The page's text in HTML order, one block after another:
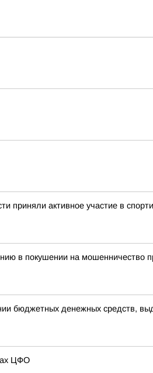
активное участие в
в покушении на мошенничество
бюджетных денежных средств,
ЦФО